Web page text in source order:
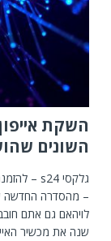
השונים
– מהסדרה החדשה
לויהאם גם אתם
שנה את מכשיר